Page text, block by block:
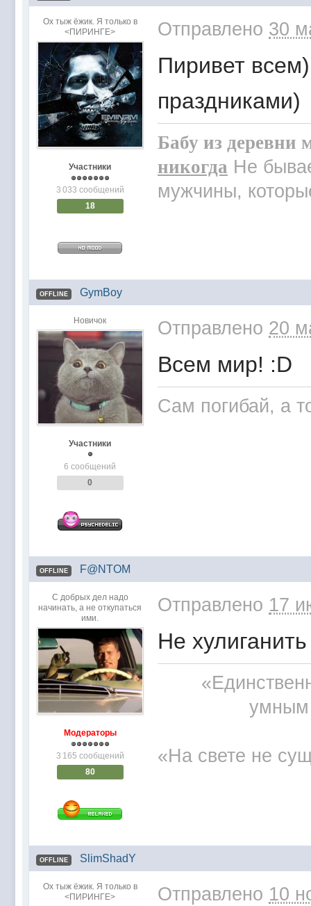
Ох тыж ёжик. Я только в
<ПИРИНГЕ>
Участники
3 033 сообщений
18
Отправлено 30
Пиривет
праздниками)
Бабу из деревни
никогда Не
мужчины,
OFFLINE GymBoy
Новичок
Участники
6 сообщений
0
Отправлено 20
Всем мир! :D
Сам погибай, а
OFFLINE F@NTOM
С добрых дел надо
начинать, а не откупаться
ими.
Модераторы
3 165 сообщений
80
Отправлено 17
Не
умным
«На свете не
OFFLINE SlimShadY
Ох тыж ёжик. Я только в
<ПИРИНГЕ>
Отправлено 10